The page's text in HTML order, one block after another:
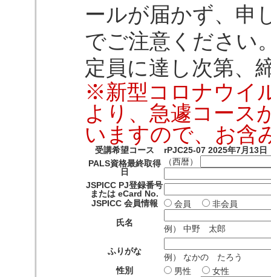
ールが届かず、申
でご注意ください
定員に達し次第、
※新型コロナウイ
より、急遽コース
いますので、お含
受講希望コース
rPJC25-07 2025年7月13日
PALS資格最終取得
日
（西暦）
JSPICC PJ登録番号
または eCard No.
JSPICC 会員情報
会員
非会員
氏名
例） 中野 太郎
ふりがな
例） なかの たろう
性別
男性
女性